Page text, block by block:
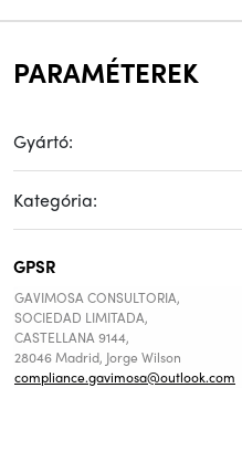
PARAMÉTEREK
Gyártó:
Kategória:
GPSR
GAVIMOSA CONSULTORIA,
SOCIEDAD LIMITADA,
CASTELLANA 9144,
28046 Madrid, Jorge Wilson
compliance.gavimosa@outlook.com